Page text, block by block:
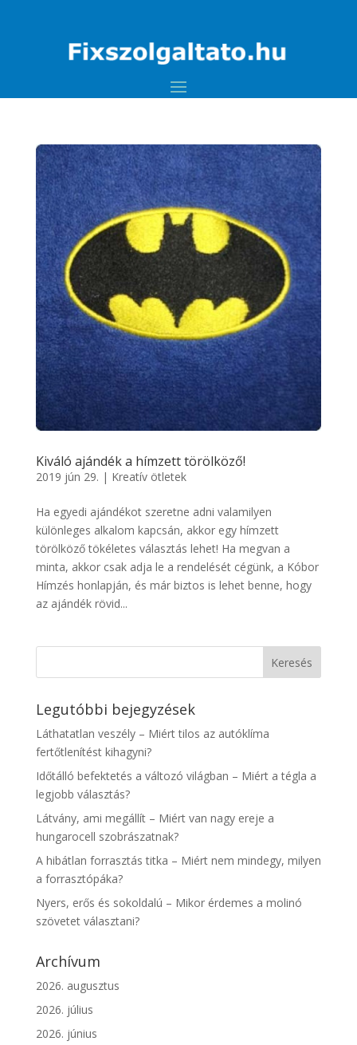
Kiváló ajándék a hímzett törölköző!
2019 jún 29. | Kreatív ötletek
Ha egyedi ajándékot szeretne adni valamilyen
különleges alkalom kapcsán, akkor egy hímzett
törölköző tökéletes választás lehet! Ha megvan a
minta, akkor csak adja le a rendelését cégünk, a Kóbor
Hímzés honlapján, és már biztos is lehet benne, hogy
az ajándék rövid...
Legutóbbi bejegyzések
Láthatatlan veszély – Miért tilos az autóklíma
fertőtlenítést kihagyni?
Időtálló befektetés a változó világban – Miért a tégla a
legjobb választás?
Látvány, ami megállít – Miért van nagy ereje a
hungarocell szobrászatnak?
A hibátlan forrasztás titka – Miért nem mindegy, milyen
a forrasztópáka?
Nyers, erős és sokoldalú – Mikor érdemes a molinó
szövetet választani?
Archívum
2026. augusztus
2026. július
2026. június